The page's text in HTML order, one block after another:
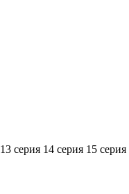
13 серия 14 серия 15 серия